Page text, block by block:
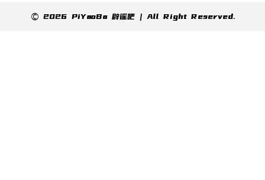
© 2026 PiYaoBa 辟谣吧 | All Right Reserved.